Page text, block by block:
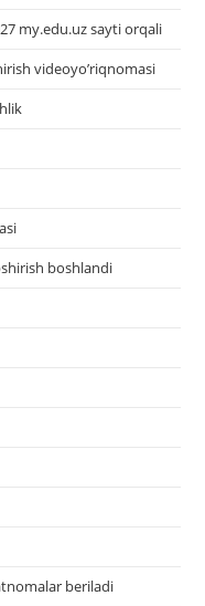
my.edu.uz sayti orqali
videoyo’riqnomasi
boshlandi
beriladi